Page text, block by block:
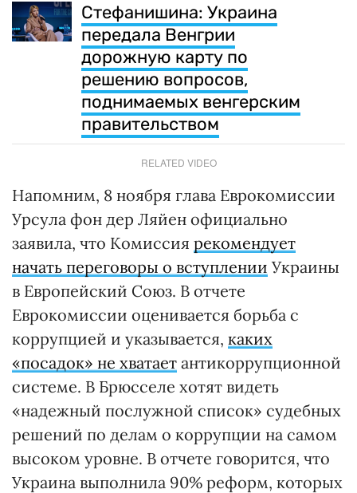
Стефанишина: Украина
передала Венгрии
дорожную карту по
решению вопросов,
поднимаемых венгерским
правительством
RELATED VIDEO
Напомним, 8 ноября глава Еврокомиссии
Урсула фон дер Ляйен официально
заявила, что Комиссия рекомендует
начать переговоры о вступлении Украины
в Европейский Союз. В отчете
Еврокомиссии оценивается борьба с
коррупцией и указывается, каких
«посадок» не хватает антикоррупционной
системе. В Брюсселе хотят видеть
«надежный послужной список» судебных
решений по делам о коррупции на самом
высоком уровне. В отчете говорится, что
Украина выполнила 90% реформ, которых